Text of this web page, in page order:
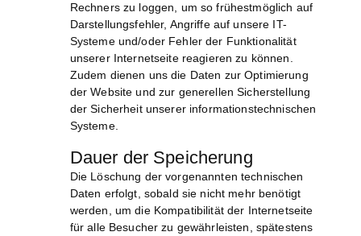
Rechners zu loggen, um so frühestmöglich auf
Darstellungsfehler, Angriffe auf unsere IT-
Systeme und/oder Fehler der Funktionalität
unserer Internetseite reagieren zu können.
Zudem dienen uns die Daten zur Optimierung
der Website und zur generellen Sicherstellung
der Sicherheit unserer informationstechnischen
Systeme.
Dauer der Speicherung
Die Löschung der vorgenannten technischen
Daten erfolgt, sobald sie nicht mehr benötigt
werden, um die Kompatibilität der Internetseite
für alle Besucher zu gewährleisten, spätestens